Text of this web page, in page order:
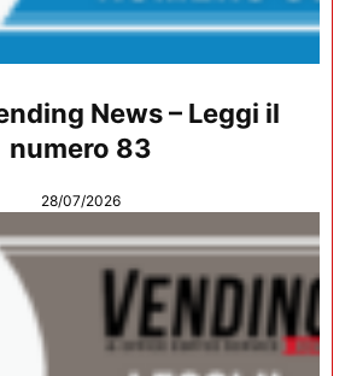
News – Leggi il
numero 83
28/07/2026